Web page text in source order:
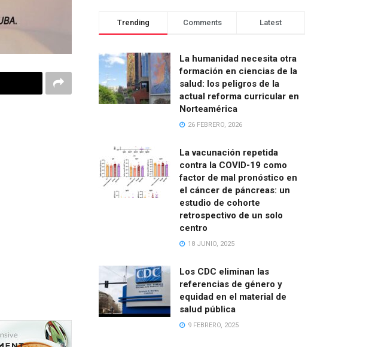
Trending Comments Latest
La humanidad necesita otra
formación en ciencias de la
salud: los peligros de la
actual reforma curricular en
Norteamérica
26 FEBRERO, 2026
La vacunación repetida
contra la COVID-19 como
factor de mal pronóstico en
el cáncer de páncreas: un
estudio de cohorte
retrospectivo de un solo
centro
18 JUNIO, 2025
Los CDC eliminan las
referencias de género y
equidad en el material de
salud pública
9 FEBRERO, 2025